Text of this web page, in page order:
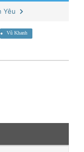
Yêu
Vũ Khanh